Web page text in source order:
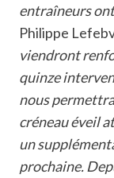
entraîneurs
Philippe
viendront
quinze
nous
créneau éveil
un
prochaine.